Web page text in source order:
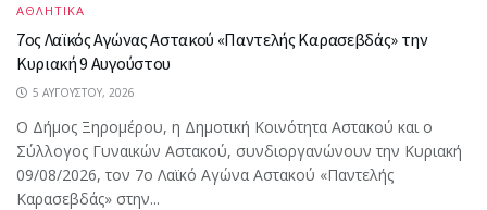
ΑΘΛΗΤΙΚΑ
7ος Λαϊκός Αγώνας Αστακού «Παντελής Καρασεβδάς» την
Κυριακή 9 Αυγούστου
5 ΑΥΓΟΎΣΤΟΥ, 2026
Ο Δήμος Ξηρομέρου, η Δημοτική Κοινότητα Αστακού και ο
Σύλλογος Γυναικών Αστακού, συνδιοργανώνουν την Κυριακή
09/08/2026, τον 7ο Λαϊκό Αγώνα Αστακού «Παντελής
Καρασεβδάς» στην...